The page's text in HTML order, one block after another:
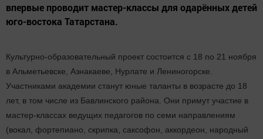
впервые проводит мастер-классы для одарённых детей
юго-востока Татарстана.
Культурно-образовательный проект состоится с 18 по 21 ноября
в Альметьевске, Азнакаеве, Нурлате и Лениногорске.
Участниками академии станут юные таланты в возрасте до 18
лет, в том числе из Бавлинского района. Они примут участие в
мастер-классах ведущих педагогов по семи направлениям
(вокал, фортепиано, скрипка, саксофон, аккордеон, народный